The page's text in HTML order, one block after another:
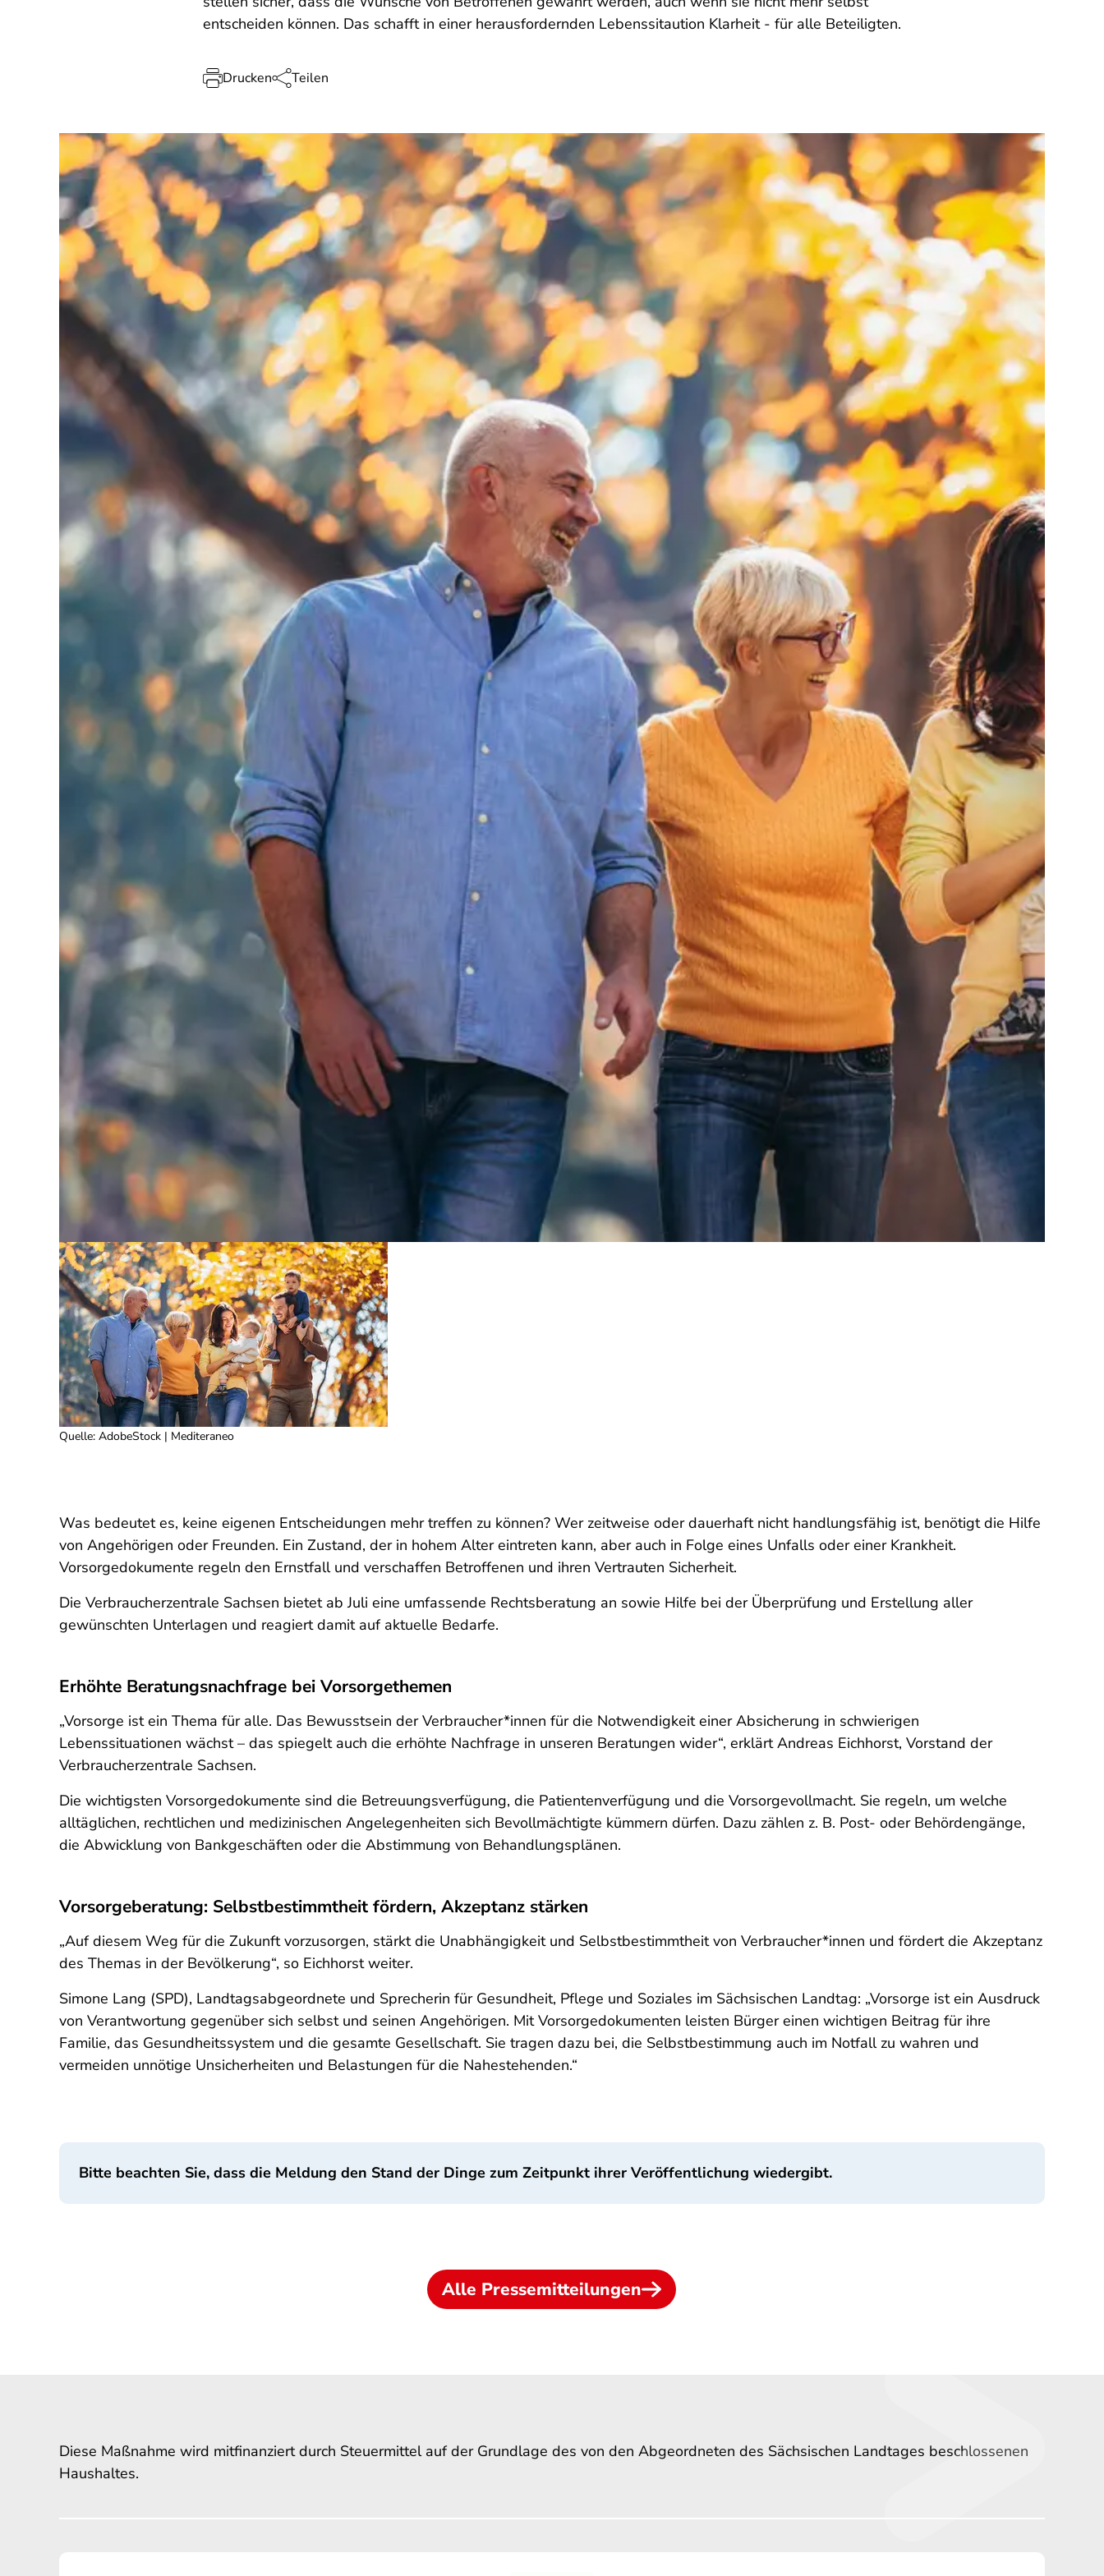
entscheiden können. Das schafft in einer herausfordernden Lebenssitaution Klarheit - für alle Beteiligten.
Drucken Teilen
Quelle: AdobeStock | Mediteraneo
Was bedeutet es, keine eigenen Entscheidungen mehr treffen zu können? Wer zeitweise oder dauerhaft nicht handlungsfähig ist, benötigt die Hilfe
von Angehörigen oder Freunden. Ein Zustand, der in hohem Alter eintreten kann, aber auch in Folge eines Unfalls oder einer Krankheit.
Vorsorgedokumente regeln den Ernstfall und verschaffen Betroffenen und ihren Vertrauten Sicherheit.
Die Verbraucherzentrale Sachsen bietet ab Juli eine umfassende Rechtsberatung an sowie Hilfe bei der Überprüfung und Erstellung aller
gewünschten Unterlagen und reagiert damit auf aktuelle Bedarfe.
Erhöhte Beratungsnachfrage bei Vorsorgethemen
„Vorsorge ist ein Thema für alle. Das Bewusstsein der Verbraucher*innen für die Notwendigkeit einer Absicherung in schwierigen
Lebenssituationen wächst – das spiegelt auch die erhöhte Nachfrage in unseren Beratungen wider“, erklärt Andreas Eichhorst, Vorstand der
Verbraucherzentrale Sachsen.
Die wichtigsten Vorsorgedokumente sind die Betreuungsverfügung, die Patientenverfügung und die Vorsorgevollmacht. Sie regeln, um welche
alltäglichen, rechtlichen und medizinischen Angelegenheiten sich Bevollmächtigte kümmern dürfen. Dazu zählen z. B. Post- oder Behördengänge,
die Abwicklung von Bankgeschäften oder die Abstimmung von Behandlungsplänen.
Vorsorgeberatung: Selbstbestimmtheit fördern, Akzeptanz stärken
„Auf diesem Weg für die Zukunft vorzusorgen, stärkt die Unabhängigkeit und Selbstbestimmtheit von Verbraucher*innen und fördert die Akzeptanz
des Themas in der Bevölkerung“, so Eichhorst weiter.
Simone Lang (SPD), Landtagsabgeordnete und Sprecherin für Gesundheit, Pflege und Soziales im Sächsischen Landtag: „Vorsorge ist ein Ausdruck
von Verantwortung gegenüber sich selbst und seinen Angehörigen. Mit Vorsorgedokumenten leisten Bürger einen wichtigen Beitrag für ihre
Familie, das Gesundheitssystem und die gesamte Gesellschaft. Sie tragen dazu bei, die Selbstbestimmung auch im Notfall zu wahren und
vermeiden unnötige Unsicherheiten und Belastungen für die Nahestehenden.“
Bitte beachten Sie, dass die Meldung den Stand der Dinge zum Zeitpunkt ihrer Veröffentlichung wiedergibt.
Alle Pressemitteilungen
Diese Maßnahme wird mitfinanziert durch Steuermittel auf der Grundlage des von den Abgeordneten des Sächsischen Landtages beschlossenen
Haushaltes.